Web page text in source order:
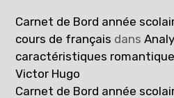
Carnet de Bord année
cours de français dans
caractéristiques
Victor Hugo
Carnet de Bord année